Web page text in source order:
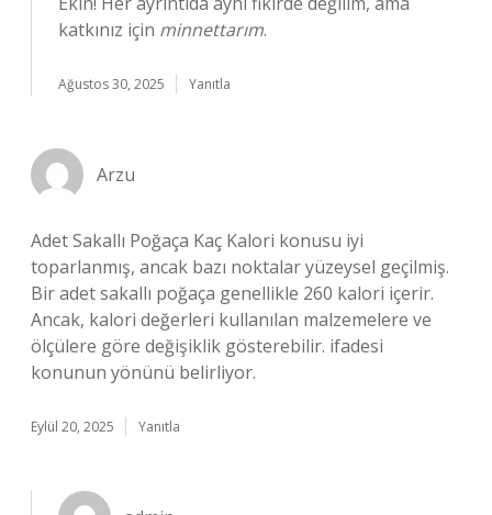
katkınız için minnettarım.
Ağustos 30, 2025 Yanıtla
Arzu
Adet Sakallı Poğaça Kaç Kalori konusu iyi
toparlanmış, ancak bazı noktalar yüzeysel geçilmiş.
Bir adet sakallı poğaça genellikle 260 kalori içerir.
Ancak, kalori değerleri kullanılan malzemelere ve
ölçülere göre değişiklik gösterebilir. ifadesi
konunun yönünü belirliyor.
Eylül 20, 2025 Yanıtla